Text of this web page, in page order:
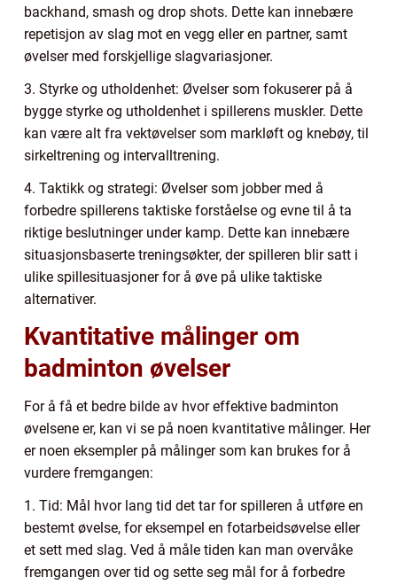
backhand, smash og drop shots. Dette kan innebære
repetisjon av slag mot en vegg eller en partner, samt
øvelser med forskjellige slagvariasjoner.
3. Styrke og utholdenhet: Øvelser som fokuserer på å
bygge styrke og utholdenhet i spillerens muskler. Dette
kan være alt fra vektøvelser som markløft og knebøy, til
sirkeltrening og intervalltrening.
4. Taktikk og strategi: Øvelser som jobber med å
forbedre spillerens taktiske forståelse og evne til å ta
riktige beslutninger under kamp. Dette kan innebære
situasjonsbaserte treningsøkter, der spilleren blir satt i
ulike spillesituasjoner for å øve på ulike taktiske
alternativer.
Kvantitative målinger om
badminton øvelser
For å få et bedre bilde av hvor effektive badminton
øvelsene er, kan vi se på noen kvantitative målinger. Her
er noen eksempler på målinger som kan brukes for å
vurdere fremgangen:
1. Tid: Mål hvor lang tid det tar for spilleren å utføre en
bestemt øvelse, for eksempel en fotarbeidsøvelse eller
et sett med slag. Ved å måle tiden kan man overvåke
fremgangen over tid og sette seg mål for å forbedre